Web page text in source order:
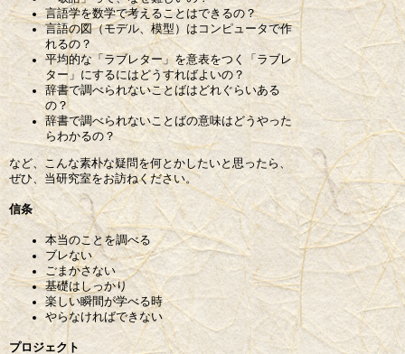
言語学を数学で考えることはできるの？
言語の図（モデル、模型）はコンピュータで作
れるの？
平均的な「ラブレター」を意表をつく「ラブレ
ター」にするにはどうすればよいの？
辞書で調べられないことばはどれぐらいある
の？
辞書で調べられないことばの意味はどうやった
らわかるの？
など、こんな素朴な疑問を何とかしたいと思ったら、
ぜひ、当研究室をお訪ねください。
信条
本当のことを調べる
ブレない
ごまかさない
基礎はしっかり
楽しい瞬間が学べる時
やらなければできない
プロジェクト